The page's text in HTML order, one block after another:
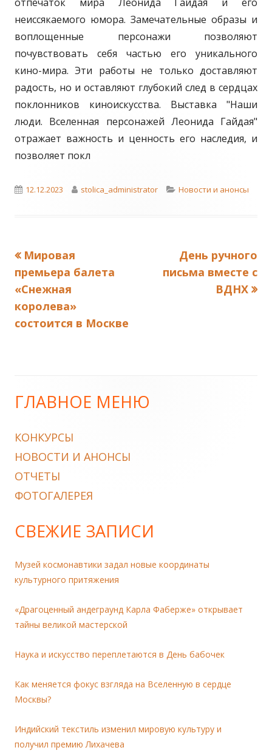
неиссякаемого юмора. Замечательные образы и
воплощенные персонажи позволяют
почувствовать себя частью его уникального
кино-мира. Эти работы не только доставляют
радость, но и оставляют глубокий след в сердцах
поклонников киноискусства. Выставка "Наши
люди. Вселенная персонажей Леонида Гайдая"
отражает важность и ценность его наследия, и
позволяет покл
Published
12.12.2023 Author
stolica_administrator Categories
Новости и анонсы
Навигация
по
записям
Previous
article:
Мировая
премьера балета
«Снежная
королева»
состоится в Москве
Next
article:
День ручного
письма вместе с
ВДНХ
Main
Sidebar
ГЛАВНОЕ МЕНЮ
КОНКУРСЫ
НОВОСТИ И АНОНСЫ
ОТЧЕТЫ
ФОТОГАЛЕРЕЯ
СВЕЖИЕ ЗАПИСИ
Музей космонавтики задал новые координаты
культурного притяжения
«Драгоценный андеграунд Карла Фаберже» открывает
тайны великой мастерской
Наука и искусство переплетаются в День бабочек
Как меняется фокус взгляда на Вселенную в сердце
Москвы?
Индийский текстиль изменил мировую культуру и
получил премию Лихачева